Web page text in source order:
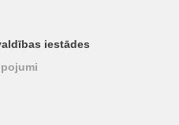
iestādes